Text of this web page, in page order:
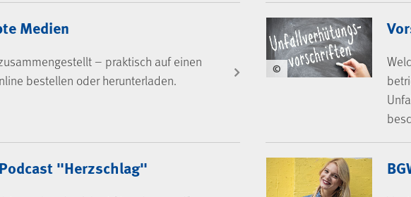
Medien
– praktisch auf einen
bestellen oder herunterladen.
©
"Herzschlag"